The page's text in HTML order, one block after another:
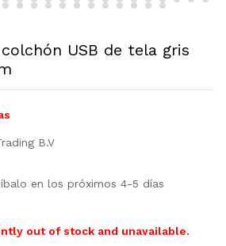
USB de tela gris
B.V
en los próximos 4-5 días
out of stock and unavailable.